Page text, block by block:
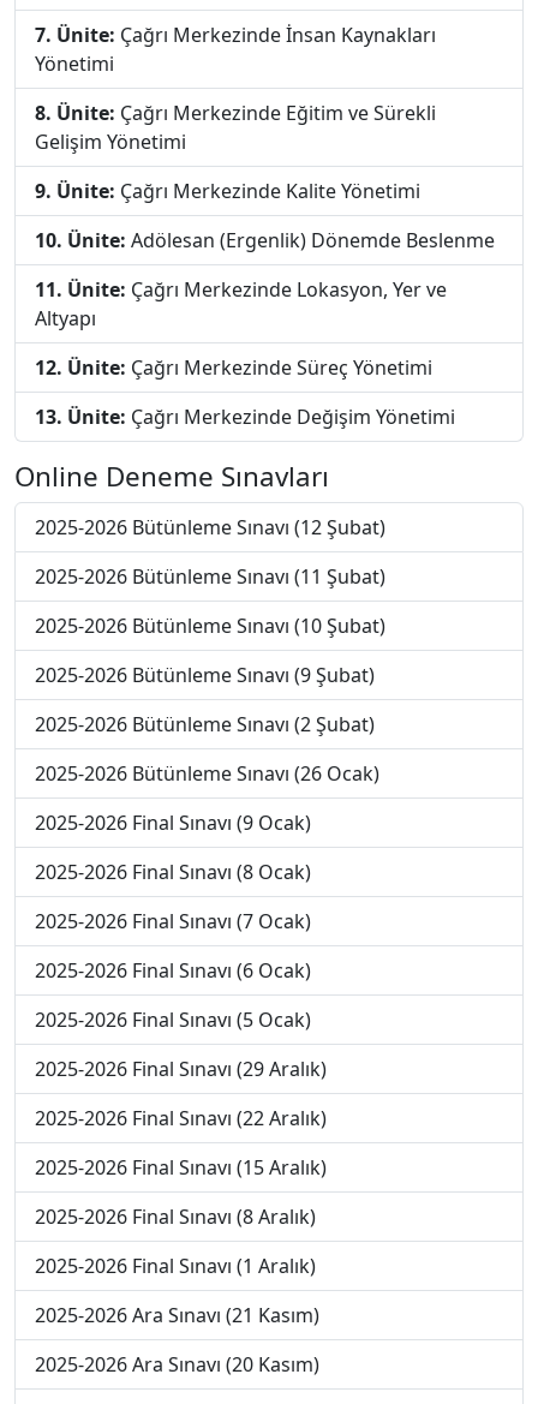
7. Ünite: Çağrı Merkezinde İnsan Kaynakları
Yönetimi
8. Ünite: Çağrı Merkezinde Eğitim ve Sürekli
Gelişim Yönetimi
9. Ünite: Çağrı Merkezinde Kalite Yönetimi
10. Ünite: Adölesan (Ergenlik) Dönemde Beslenme
11. Ünite: Çağrı Merkezinde Lokasyon, Yer ve
Altyapı
12. Ünite: Çağrı Merkezinde Süreç Yönetimi
13. Ünite: Çağrı Merkezinde Değişim Yönetimi
Online Deneme Sınavları
2025-2026 Bütünleme Sınavı (12 Şubat)
2025-2026 Bütünleme Sınavı (11 Şubat)
2025-2026 Bütünleme Sınavı (10 Şubat)
2025-2026 Bütünleme Sınavı (9 Şubat)
2025-2026 Bütünleme Sınavı (2 Şubat)
2025-2026 Bütünleme Sınavı (26 Ocak)
2025-2026 Final Sınavı (9 Ocak)
2025-2026 Final Sınavı (8 Ocak)
2025-2026 Final Sınavı (7 Ocak)
2025-2026 Final Sınavı (6 Ocak)
2025-2026 Final Sınavı (5 Ocak)
2025-2026 Final Sınavı (29 Aralık)
2025-2026 Final Sınavı (22 Aralık)
2025-2026 Final Sınavı (15 Aralık)
2025-2026 Final Sınavı (8 Aralık)
2025-2026 Final Sınavı (1 Aralık)
2025-2026 Ara Sınavı (21 Kasım)
2025-2026 Ara Sınavı (20 Kasım)